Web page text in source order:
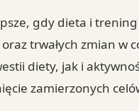
gdy dieta i
trwałych zmian w
diety, jak i
zamierzonych